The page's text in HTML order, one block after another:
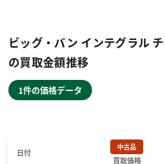
ビッグ・バン インテグラル
の買取金額推移
1件の価格データ
日付
中古品
買取価格